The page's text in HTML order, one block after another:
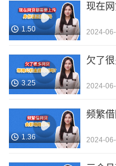
1.50
现在
2024-
3.25
欠了
2024-
1.36
频繁借
2024-